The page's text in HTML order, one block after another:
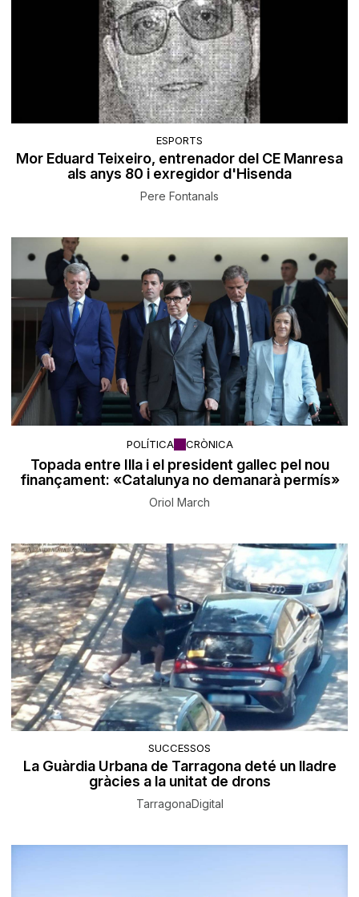
ESPORTS
Mor Eduard Teixeiro, entrenador del CE Manresa
als anys 80 i exregidor d'Hisenda
Pere Fontanals
POLÍTICA CRÒNICA
Topada entre Illa i el president gallec pel nou
finançament: «Catalunya no demanarà permís»
Oriol March
SUCCESSOS
La Guàrdia Urbana de Tarragona deté un lladre
gràcies a la unitat de drons
TarragonaDigital